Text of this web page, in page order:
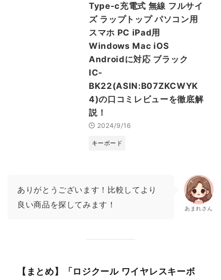
Type-c充電式 無線 フルサイ
ズ ラップトップ パソコン用
スマホ PC iPad用
Windows Mac iOS
Androidに対応 ブラック
IC-
BK22(ASIN:B07ZKCWYK
4)の口コミレビューを徹底解
説！
2024/9/16
キーボード
ありがとうございます！比較してより
良い商品を探してみます！
あまれさん
【まとめ】「ロジクール ワイヤレスキーボ